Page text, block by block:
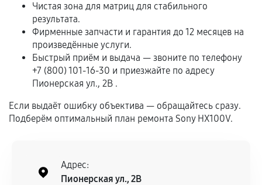
Обращение после окончания гарантийного
срока.
Программные сбои, если это не указано в
отдельных условиях.
Если комплектующие куплены
самостоятельно
сохраняться полностью или частично, если
соблюдены следующие условия:
Чистая зона для матриц для стабильного
результата.
Фирменные запчасти и гарантия до 12 месяцев на
произведённые услуги.
Быстрый приём и выдача — звоните по телефону
+7 (800) 101-16-30 и приезжайте по адресу
Пионерская ул., 2В .
Если выдаёт ошибку объектива — обращайтесь сразу.
Подберём оптимальный план ремонта Sony HX100V.
Адрес:
Пионерская ул., 2В